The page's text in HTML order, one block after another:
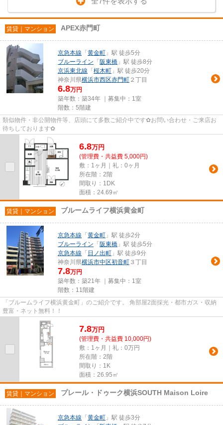
賃貸｜マンション APEX赤門町
京急本線 「 黄金町 」駅 徒歩5分
ブルーライン 「 阪東橋 」駅 徒歩8分
京浜東北線 「 桜木町 」駅 徒歩20分
神奈川県横浜市西区赤門町 ２丁目
6.8万円
築年数：築34年 ｜募集中： 1室
階数：5階建
類似物件・非公開物件等、店頭にて多数ご紹介中です✿お問い合わせ・ご来店お
待ちしております✿
6.8万円
(管理費・共益費 5,000円)
敷：1ヶ月｜礼：0ヶ月
所在階：2階
間取り：1DK
面積：24.69㎡
賃貸｜マンション ブルームライフ横浜黄金町
京急本線 「 黄金町 」駅 徒歩2分
ブルーライン 「 阪東橋 」駅 徒歩5分
京急本線 「 日ノ出町 」駅 徒歩9分
神奈川県横浜市中区初音町 ３丁目
7.8万円
築年数：築21年 ｜募集中： 1室
階数：11階建
「ブルームライフ横浜黄金町」のご紹介です。 角部屋2面採光・都市ガス・収納
豊富・ネット無料！！
7.8万円
(管理費・共益費 10,000円)
敷：1ヶ月｜礼：0万円
所在階：2階
間取り：1K
面積：26.95㎡
賃貸｜マンション プレール・ドゥーク横浜SOUTH Maison Loire
京急本線 「 黄金町 」駅 徒歩3分